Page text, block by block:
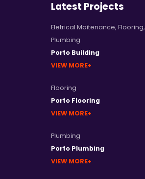
Latest Projects
Eletrical Maitenance, Flooring,
Plumbing
Porto Building
VIEW MORE
Flooring
Porto Flooring
VIEW MORE
Plumbing
Porto Plumbing
VIEW MORE